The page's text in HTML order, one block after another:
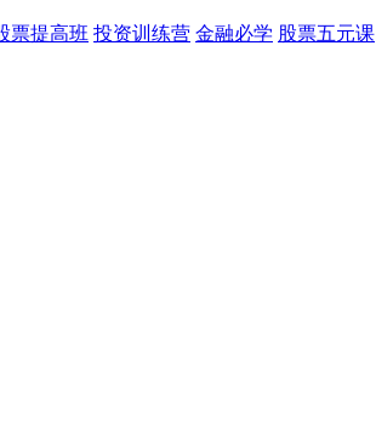
票提高班 投资训练营 金融必学 股票五元课